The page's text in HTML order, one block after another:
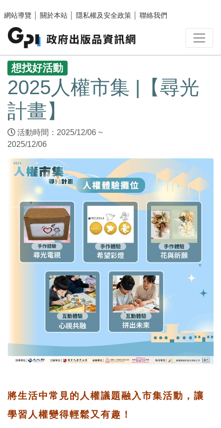
網站導覽
關於本站 隱私權及安全政策 聯絡我們
:::
想找好活動
2025人權市集 |【尋光
計畫】
活動時間：2025/12/06 ~
2025/12/06
將生活中常見的人權議題融入市集活動，讓
學習人權變得輕鬆又有趣！